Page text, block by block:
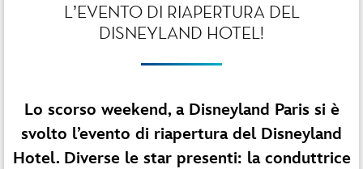
L’EVENTO DI RIAPERTURA DEL
DISNEYLAND HOTEL!
Lo scorso weekend, a Disneyland Paris si è
svolto l’evento di riapertura del Disneyland
Hotel. Diverse le star presenti: la conduttrice